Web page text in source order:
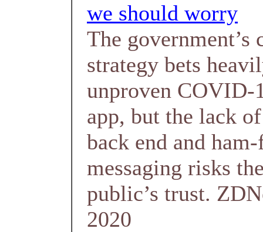
we should worry
The government’s
strategy bets
unproven COVID-
app, but the lack
back end and
messaging risks
public’s trust.
2020